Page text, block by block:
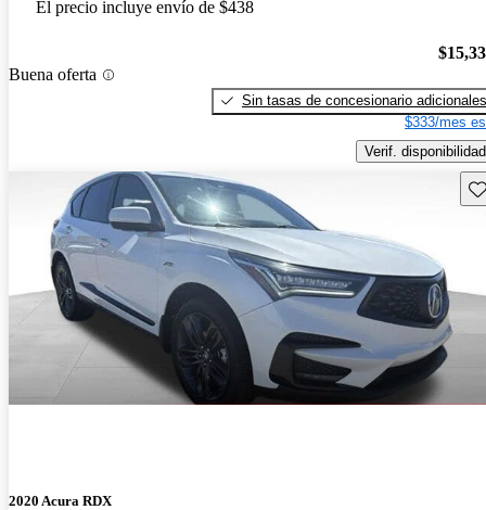
El precio incluye envío de $438
Buena oferta
Sin tasas de concesionario adicionales
$333/mes
Verif. disponibilidad
2020 Acura RDX